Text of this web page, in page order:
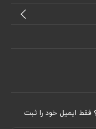
فقط ایمیل خود را ثبت